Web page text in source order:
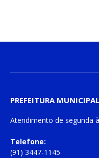
PREFEITURA
Atendimento de segunda
Telefone:
(91) 3447-1145